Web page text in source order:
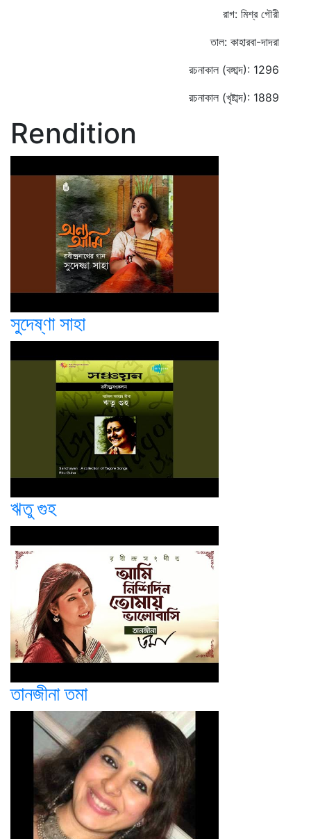
রাগ: মিশ্র গৌরী
তাল: কাহারবা-দাদরা
রচনাকাল (বঙ্গাব্দ): 1296
রচনাকাল (খৃষ্টাব্দ): 1889
Rendition
সুদেষ্ণা সাহা
ঋতু গুহ
তানজীনা তমা